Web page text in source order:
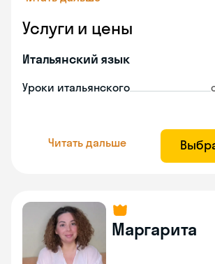
Услуги и цены
Итальянский язык
Уроки итальянского
Читать дальше
Маргарита